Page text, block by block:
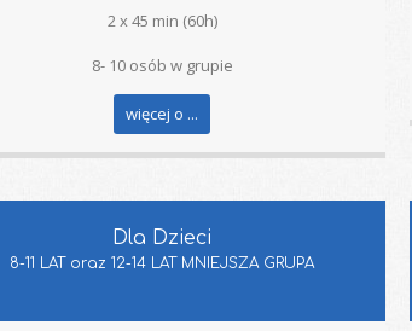
2 x 45 min (60h)
8- 10 osób w grupie
więcej o ...
Dla Dzieci
8-11 LAT oraz 12-14 LAT MNIEJSZA GRUPA